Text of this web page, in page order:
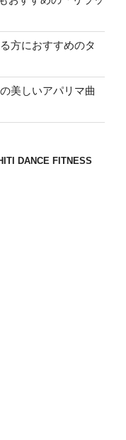
方におすすめのタ
美しいアパリマ曲
DANCE FITNESS